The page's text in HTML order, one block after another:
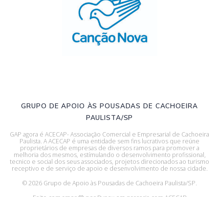
GRUPO DE APOIO ÀS POUSADAS DE CACHOEIRA
PAULISTA/SP
GAP agora é ACECAP- Associação Comercial e Empresarial de Cachoeira
Paulista. A ACECAP é uma entidade sem fins lucrativos que reúne
proprietários de empresas de diversos ramos para promover a
melhoria dos mesmos, estímulando o desenvolvimento profissional,
tecnico e social dos seus associados, projetos direcionados ao turismo
receptivo e de serviço de apoio e desenvolvimento de nossa cidade.
© 2026 Grupo de Apoio às Pousadas de Cachoeira Paulista/SP.